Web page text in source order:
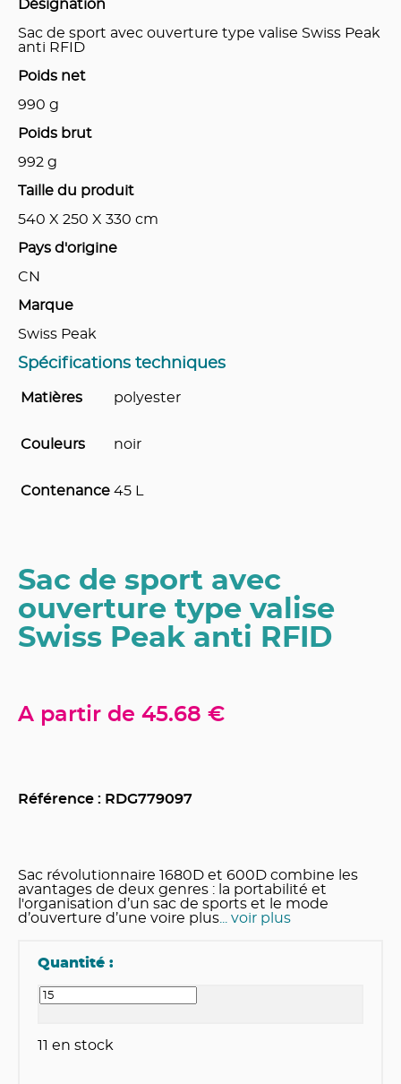
Désignation
Sac de sport avec ouverture type valise Swiss Peak
anti RFID
Poids net
990 g
Poids brut
992 g
Taille du produit
540 X 250 X 330 cm
Pays d'origine
CN
Marque
Swiss Peak
Spécifications techniques
Matières polyester
Couleurs noir
Contenance 45 L
Sac de sport avec
ouverture type valise
Swiss Peak anti RFID
A partir de 45.68 €
Référence : RDG779097
Sac révolutionnaire 1680D et 600D combine les
avantages de deux genres : la portabilité et
l'organisation d’un sac de sports et le mode
d’ouverture d’une voire plus ... voir plus
Quantité :
11 en stock